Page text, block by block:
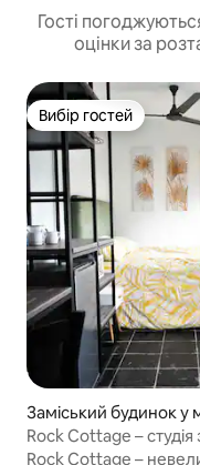
Гості
оцінки за
Вибір гостей
Вибір гостей
Заміський будинок у
Вествілл
Rock Cottage – студія
резервним
Rock Cottage –